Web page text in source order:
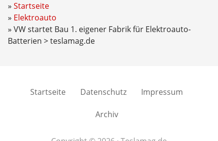
Startseite
Elektroauto
VW startet Bau 1. eigener Fabrik für Elektroauto-
Batterien > teslamag.de
Startseite Datenschutz Impressum
Archiv